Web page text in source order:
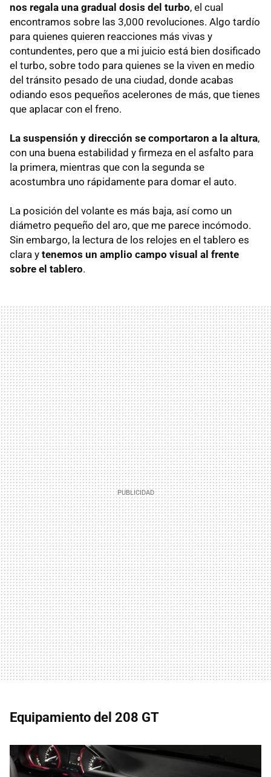
nos regala una gradual dosis del turbo, el cual
encontramos sobre las 3,000 revoluciones. Algo tardío
para quienes quieren reacciones más vivas y
contundentes, pero que a mi juicio está bien dosificado
el turbo, sobre todo para quienes se la viven en medio
del tránsito pesado de una ciudad, donde acabas
odiando esos pequeños acelerones de más, que tienes
que aplacar con el freno.
La suspensión y dirección se comportaron a la altura,
con una buena estabilidad y firmeza en el asfalto para
la primera, mientras que con la segunda se
acostumbra uno rápidamente para domar el auto.
La posición del volante es más baja, así como un
diámetro pequeño del aro, que me parece incómodo.
Sin embargo, la lectura de los relojes en el tablero es
clara y tenemos un amplio campo visual al frente
sobre el tablero.
Equipamiento del 208 GT